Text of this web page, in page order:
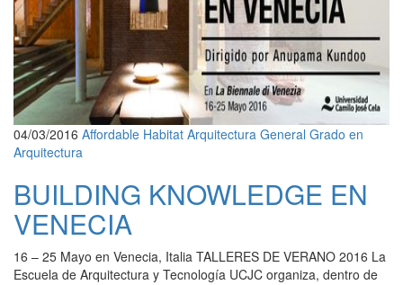
04/03/2016 Affordable Habitat Arquitectura General Grado en
Arquitectura
BUILDING KNOWLEDGE EN
VENECIA
16 – 25 Mayo en Venecia, Italia TALLERES DE VERANO 2016 La
Escuela de Arquitectura y Tecnología UCJC organiza, dentro de